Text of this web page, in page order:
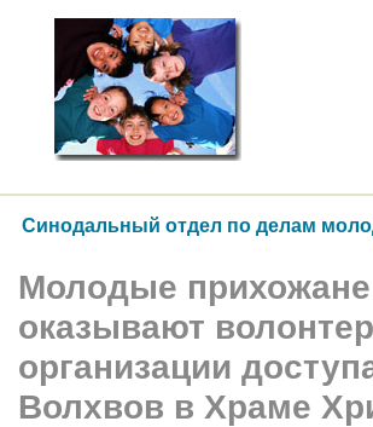
Синодальный отдел по делам
Молодые
оказывают
организации
Волхвов в Храме